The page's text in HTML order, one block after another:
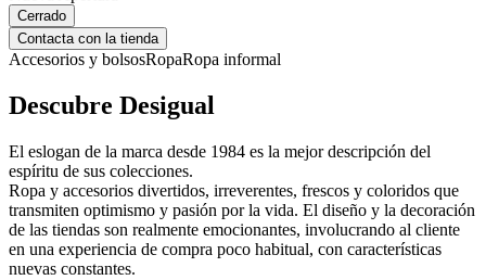
Cerrado
Contacta con la tienda
Accesorios y bolsosRopaRopa informal
Descubre Desigual
El eslogan de la marca desde 1984 es la mejor descripción del
espíritu de sus colecciones.
Ropa y accesorios divertidos, irreverentes, frescos y coloridos que
transmiten optimismo y pasión por la vida. El diseño y la decoración
de las tiendas son realmente emocionantes, involucrando al cliente
en una experiencia de compra poco habitual, con características
nuevas constantes.